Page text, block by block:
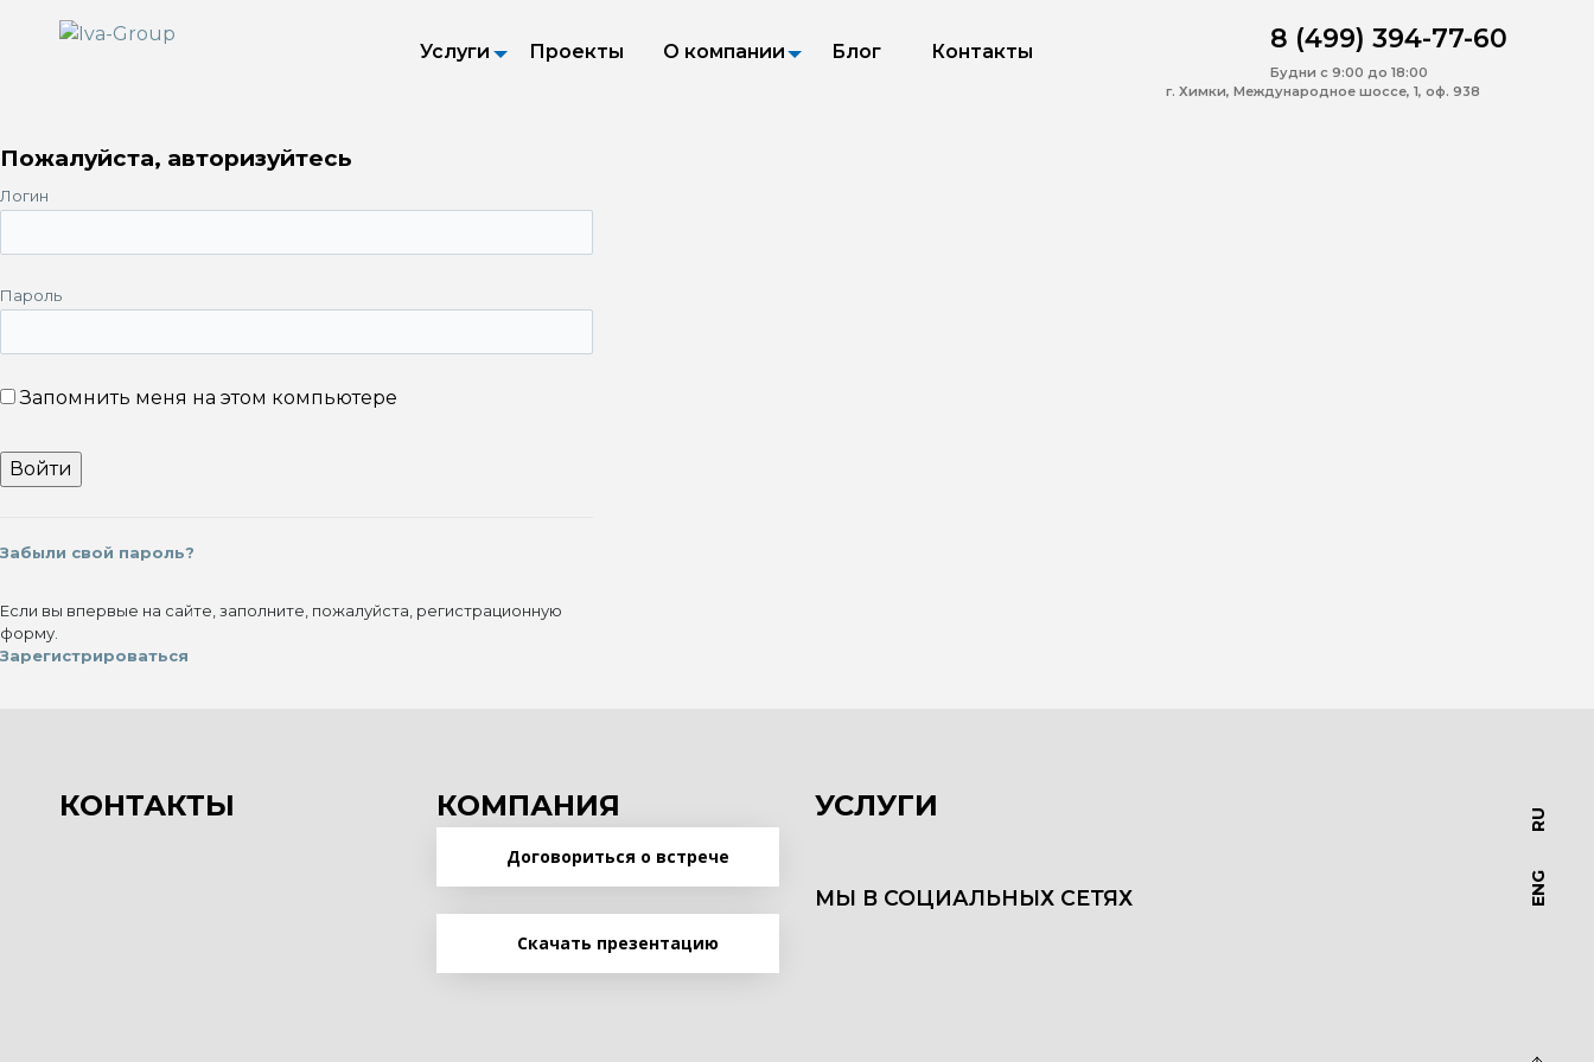
Услуги Проекты О компании Блог Контакты 8 (499) 394-77-60
Будни с 9:00 до 18:00
г. Химки, Международное шоссе, 1, оф. 938
Пожалуйста, авторизуйтесь
Логин
Пароль
Запомнить меня на этом компьютере
Забыли свой пароль?
Если вы впервые на сайте, заполните, пожалуйста, регистрационную
форму.
Зарегистрироваться
КОНТАКТЫ КОМПАНИЯ
Договориться о встрече
Скачать презентацию
УСЛУГИ
МЫ В СОЦИАЛЬНЫХ СЕТЯХ ENG
RU